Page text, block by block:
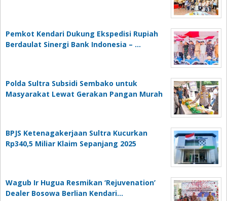
Pemkot Kendari Dukung Ekspedisi Rupiah
Berdaulat Sinergi Bank Indonesia – …
Polda Sultra Subsidi Sembako untuk
Masyarakat Lewat Gerakan Pangan Murah
BPJS Ketenagakerjaan Sultra Kucurkan
Rp340,5 Miliar Klaim Sepanjang 2025
Wagub Ir Hugua Resmikan ‘Rejuvenation’
Dealer Bosowa Berlian Kendari…